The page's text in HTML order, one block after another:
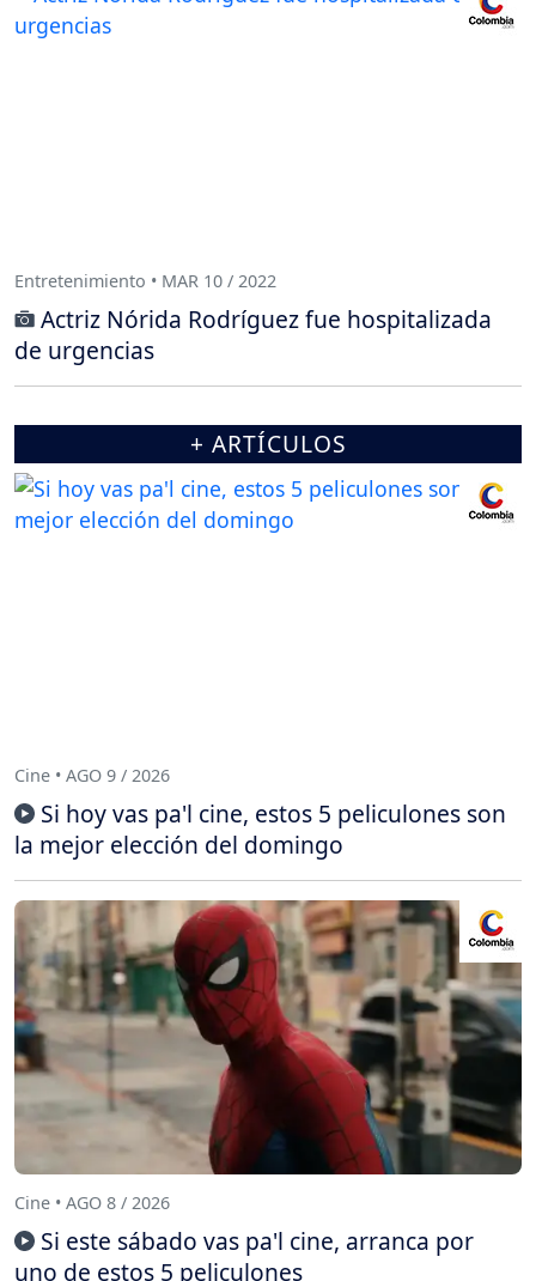
Entretenimiento • MAR 10 / 2022
Actriz Nórida Rodríguez fue hospitalizada
de urgencias
+ ARTÍCULOS
Cine • AGO 9 / 2026
Si hoy vas pa'l cine, estos 5 peliculones son
la mejor elección del domingo
Cine • AGO 8 / 2026
Si este sábado vas pa'l cine, arranca por
uno de estos 5 peliculones